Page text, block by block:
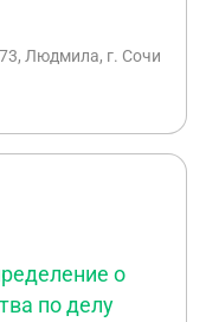
Суд первой
что , как
части
перешел к
о чем не
определение о
Людмила, г. Сочи
о
по делу